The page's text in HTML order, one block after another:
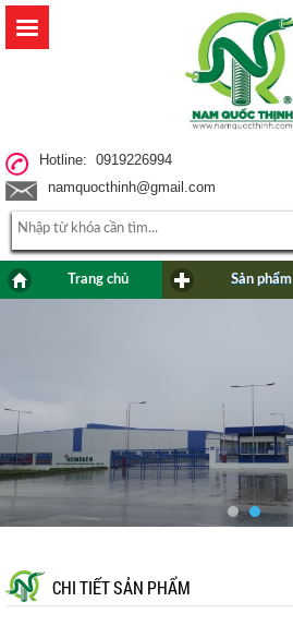
Hotline: 0919226994
namquocthinh@gmail.com
Trang chủ Sản phẩm
CHI TIẾT SẢN PHẨM